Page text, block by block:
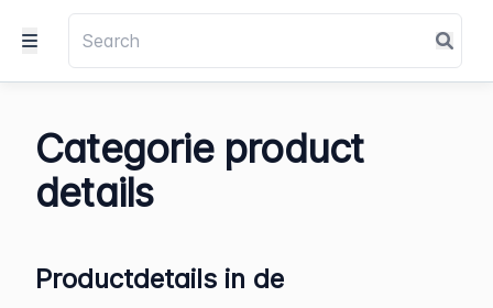
Categorie product
details
Productdetails in de